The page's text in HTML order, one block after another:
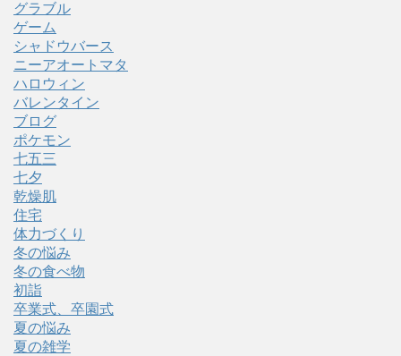
グラブル
ゲーム
シャドウバース
ニーアオートマタ
ハロウィン
バレンタイン
ブログ
ポケモン
七五三
七夕
乾燥肌
住宅
体力づくり
冬の悩み
冬の食べ物
初詣
卒業式、卒園式
夏の悩み
夏の雑学